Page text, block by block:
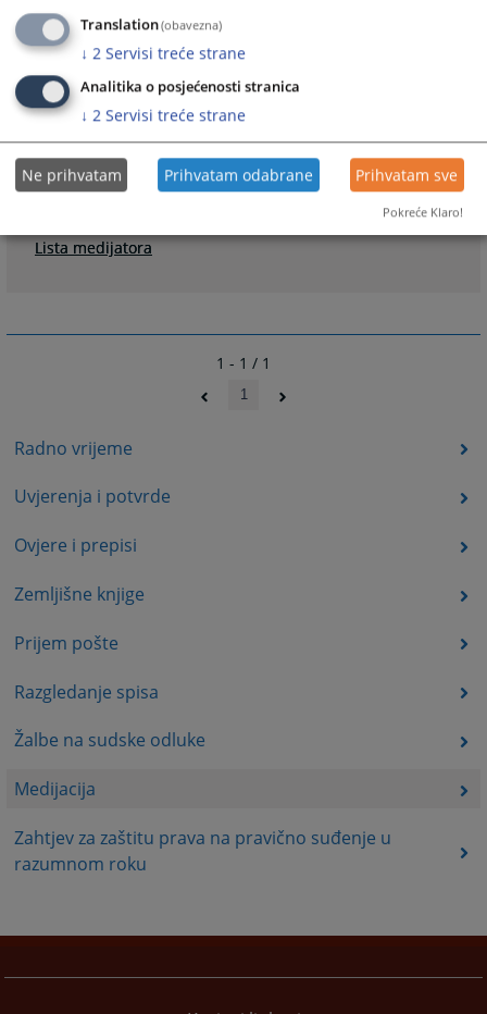
Radno vrijeme
Uvjerenja i potvrde
Ovjere i prepisi
Zemljišne knjige
Prijem pošte
Razgledanje spisa
Žalbe na sudske odluke
Medijacija
Zahtjev za zaštitu prava na pravično suđenje u
razumnom roku
1355PREGLEDA
Lista medijatora
1 - 1 / 1
1
Translation(obavezna)
↓ 2 Servisi treće strane
Analitika o posjećenosti stranica
↓ 2 Servisi treće strane
Ne prihvatam Prihvatam odabrane Prihvatam sve
Pokreće Klaro!